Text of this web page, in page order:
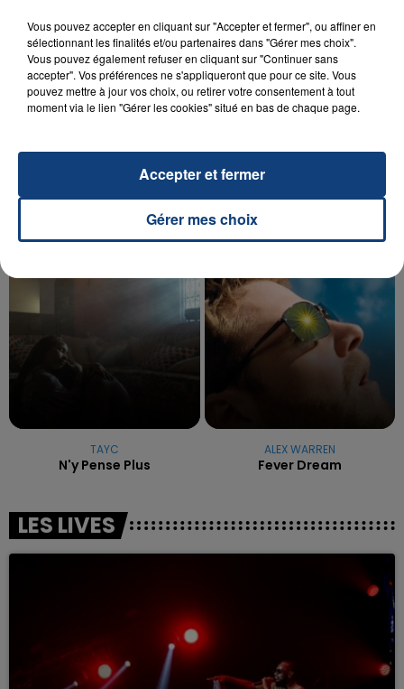
20 juillet 2026
UNE ADOLESCENTE DEVANT SE FAIRE
La famille a porté plainte contre la clinique qui a
reconnu sa responsabilité et présenté ses
excuses.
TITRES DIFFUSÉS
TAYC
N'y Pense Plus
ALEX WARREN
Fever Dream
LES LIVES
Vous pouvez accepter en cliquant sur "Accepter et fermer", ou affiner en
sélectionnant les finalités et/ou partenaires dans "Gérer mes choix".
Vous pouvez également refuser en cliquant sur "Continuer sans
accepter". Vos préférences ne s'appliqueront que pour ce site. Vous
pouvez mettre à jour vos choix, ou retirer votre consentement à tout
moment via le lien "Gérer les cookies" situé en bas de chaque page.
Gérer mes choix
Accepter et fermer